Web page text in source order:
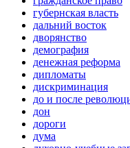
губернская власть
дальний восток
дворянство
демография
денежная реформа
дипломаты
дискриминация
до и после
дон
дороги
дума